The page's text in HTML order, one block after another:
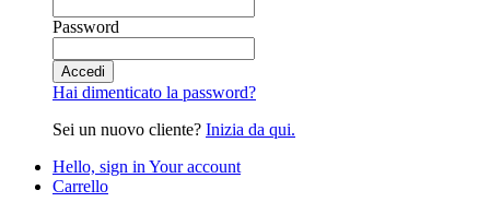
Password
Accedi
Hai dimenticato la password?
Sei un nuovo cliente? Inizia da qui.
Hello, sign in Your account
Carrello